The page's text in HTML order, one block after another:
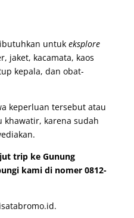
untuk eksplore
jaket, kacamata, kaos
kepala, dan obat-
keperluan tersebut atau
khawatir, karena sudah
trip ke Gunung
kami di nomer 0812-
.